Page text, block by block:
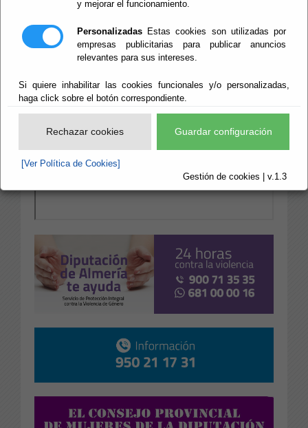
y mejorar el funcionamiento.
Personalizadas Estas cookies son utilizadas por
empresas publicitarias para publicar anuncios
relevantes para sus intereses.
Si quiere inhabilitar las cookies funcionales y/o personalizadas,
haga click sobre el botón correspondiente.
Rechazar cookies Guardar configuración
[Ver Política de Cookies]
Gestión de cookies | v.1.3